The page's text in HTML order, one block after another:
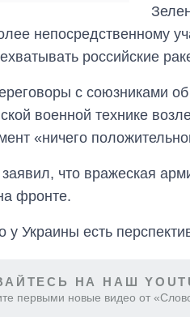
непосредственному
российские
с союзниками
военной технике
«ничего
что вражеская
фронте.
у Украины есть
НА НАШ
первыми новые видео от